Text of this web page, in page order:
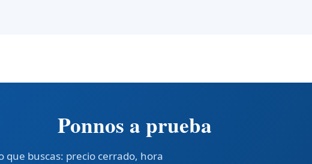
Ponnos a prueba
que buscas: precio cerrado, hora